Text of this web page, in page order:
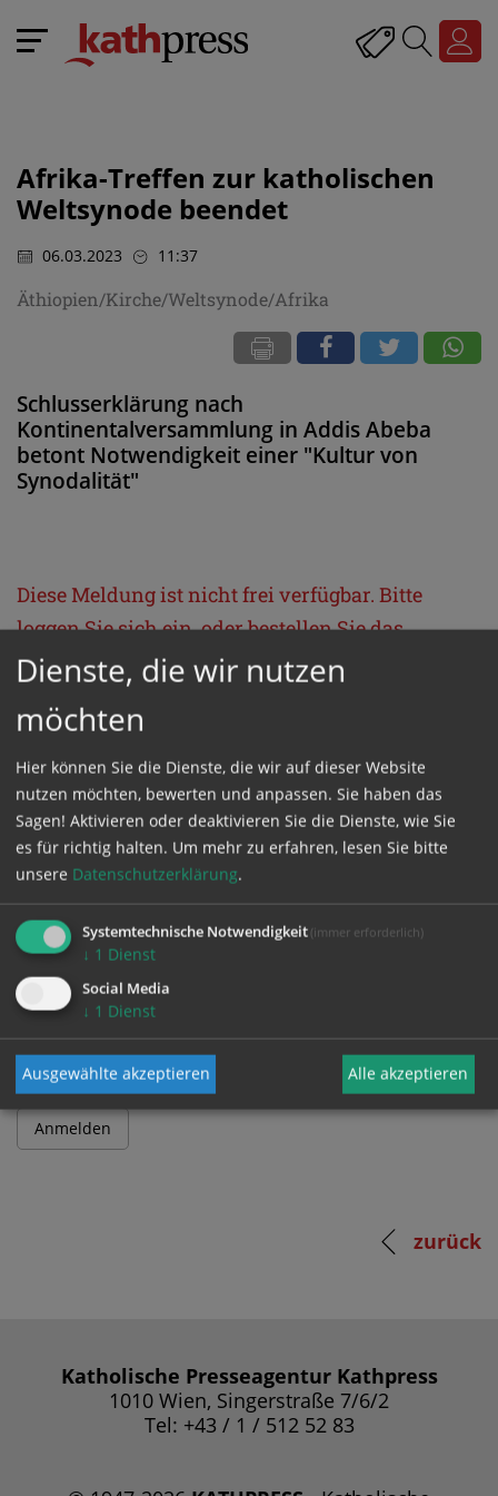
Afrika-Treffen zur katholischen
Weltsynode beendet
06.03.2023 11:37
Äthiopien/Kirche/Weltsynode/Afrika
Schlusserklärung nach
Kontinentalversammlung in Addis Abeba
betont Notwendigkeit einer "Kultur von
Synodalität"
Diese Meldung ist nicht frei verfügbar. Bitte
loggen Sie sich ein, oder bestellen Sie das
ProduktKathpress_online.
GESCHÜTZTER BEREICH
Bitte melden Sie sich mit Ihrem Benutzernamen
und Passwort an.
Benutzername
Passwort
zurück
Katholische Presseagentur Kathpress
1010 Wien, Singerstraße 7/6/2
Tel: +43 / 1 / 512 52 83
Dienste, die wir nutzen
möchten
Hier können Sie die Dienste, die wir auf dieser Website
nutzen möchten, bewerten und anpassen. Sie haben das
Sagen! Aktivieren oder deaktivieren Sie die Dienste, wie Sie
es für richtig halten. Um mehr zu erfahren, lesen Sie bitte
unsere Datenschutzerklärung.
Systemtechnische Notwendigkeit (immer erforderlich)
↓ 1 Dienst
Social Media
↓ 1 Dienst
Ausgewählte akzeptieren Alle akzeptieren